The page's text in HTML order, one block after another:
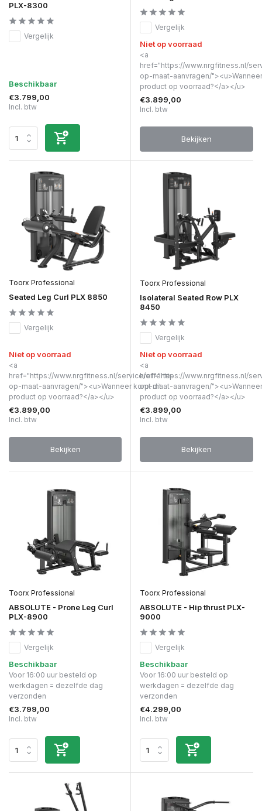
PLX-8300
Vergelijk
Beschikbaar
€3.799,00
Incl. btw
Vergelijk
Niet op voorraad
<a
href="https://www.nrgfitness.nl/
op-maat-aanvragen/
product op voorraad?</a></u>
€3.899,00
Incl. btw
Bekijken
Toorx Professional
Seated Leg Curl PLX 8850
Vergelijk
Niet op voorraad
<a
href="https://www.nrgfitness.nl/service/offerte-
op-maat-aanvragen/"><u>Wanneer komt dit
product op voorraad?</a></u>
€3.899,00
Incl. btw
Bekijken
Toorx Professional
Isolateral Seated Row PLX
8450
Vergelijk
Niet op voorraad
<a
href="https://www.nrgfitness.nl/
op-maat-aanvragen/
product op voorraad?</a></u>
€3.899,00
Incl. btw
Bekijken
Toorx Professional
ABSOLUTE - Prone Leg Curl
PLX-8900
Vergelijk
Beschikbaar
Voor 16:00 uur besteld op
werkdagen = dezelfde dag
verzonden
€3.799,00
Incl. btw
Toorx Professional
ABSOLUTE - Hip thrust PLX-
9000
Vergelijk
Beschikbaar
Voor 16:00 uur besteld op
werkdagen = dezelfde dag
verzonden
€4.299,00
Incl. btw